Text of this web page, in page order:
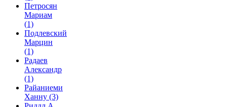
Петросян
Мариам
(1)
Подлевский
Марцин
(1)
Радаев
Александр
(1)
Райаниеми
Ханну (3)